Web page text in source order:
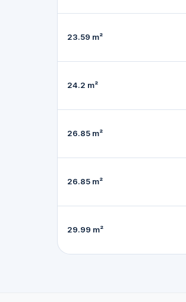
23.59 m²
24.2 m²
26.85 m²
26.85 m²
29.99 m²